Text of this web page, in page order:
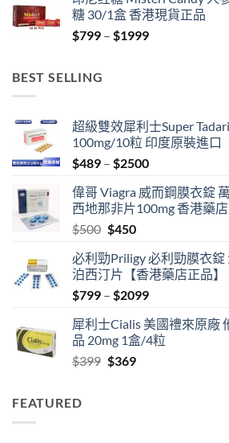
through
$1899
糖 30/1盒 香港現貨正品
$799 – $1999Price
BEST SELLING
超級雙效犀利士Super
100mg/10粒 印度原裝進口
$489 – $2500Price
$489
through
偉哥 Viagra 威而鋼膜衣錠
西地那非片100mg 香港藥
$500 Original
was:
$500.
$450Current
is:
$450.
必利勁Priligy 必利勁膜衣錠
泊西汀片【香港藥店正品】
$799 – $2099Price
$799
through
犀利士Cialis 美國禮來原廠
品 20mg 1盒/4粒
$399 Original
$369Current
FEATURED